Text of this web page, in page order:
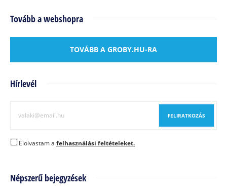
Tovább a webshopra
TOVÁBB A GROBY.HU-RA
Hírlevél
Elolvastam a felhasználási feltételeket.
Népszerű bejegyzések